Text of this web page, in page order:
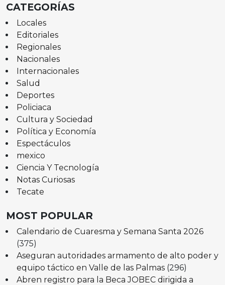
CATEGORÍAS
Locales
Editoriales
Regionales
Nacionales
Internacionales
Salud
Deportes
Policiaca
Cultura y Sociedad
Política y Economía
Espectáculos
mexico
Ciencia Y Tecnología
Notas Curiosas
Tecate
MOST POPULAR
Calendario de Cuaresma y Semana Santa 2026
(375)
Aseguran autoridades armamento de alto poder y
equipo táctico en Valle de las Palmas (296)
Abren registro para la Beca JOBEC dirigida a